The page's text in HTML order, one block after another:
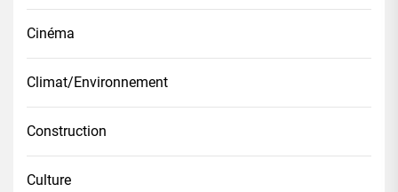
Cinéma
Climat/Environnement
Construction
Culture